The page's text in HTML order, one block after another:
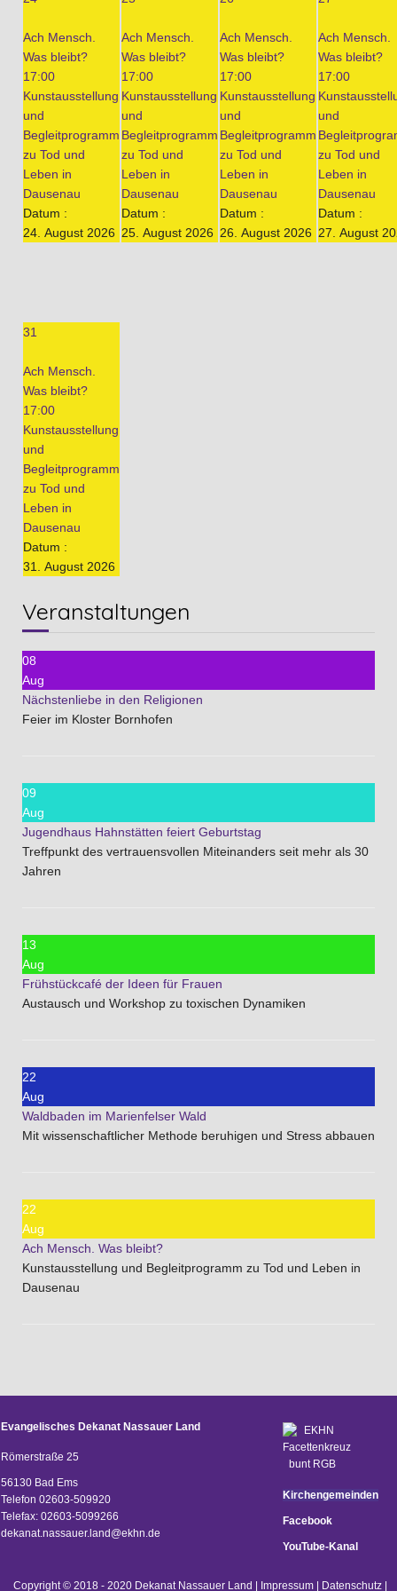
Ach Mensch.
Was bleibt?
17:00
Kunstausstellung
und
Begleitprogramm
zu Tod und
Leben in
Dausenau
Datum :
24. August 2026
Ach Mensch.
Was bleibt?
17:00
Kunstausstellung
und
Begleitprogramm
zu Tod und
Leben in
Dausenau
Datum :
25. August 2026
Ach Mensch.
Was bleibt?
17:00
Kunstausstellung
und
Begleitprogramm
zu Tod und
Leben in
Dausenau
Datum :
26. August 2026
Ach Mensch.
Was bleibt?
17:00
und
zu Tod und
Leben in
Dausenau
Datum :
27. August
31
Ach Mensch.
Was bleibt?
17:00
Kunstausstellung
und
Begleitprogramm
zu Tod und
Leben in
Dausenau
Datum :
31. August 2026
Veranstaltungen
08
Aug
Nächstenliebe in den Religionen
Feier im Kloster Bornhofen
09
Aug
Jugendhaus Hahnstätten feiert Geburtstag
Treffpunkt des vertrauensvollen Miteinanders seit mehr als 30
Jahren
13
Aug
Frühstückcafé der Ideen für Frauen
Austausch und Workshop zu toxischen Dynamiken
22
Aug
Waldbaden im Marienfelser Wald
Mit wissenschaftlicher Methode beruhigen und Stress abbauen
22
Aug
Ach Mensch. Was bleibt?
Kunstausstellung und Begleitprogramm zu Tod und Leben in
Dausenau
Evangelisches Dekanat Nassauer Land
Römerstraße 25
56130 Bad Ems
Telefon 02603-509920
Telefax: 02603-5099266
dekanat.nassauer.land@ekhn.de
Kirchengemeinden
Facebook
YouTube-Kanal
Copyright © 2018 - 2020 Dekanat Nassauer Land | Impressum| Datenschutz|